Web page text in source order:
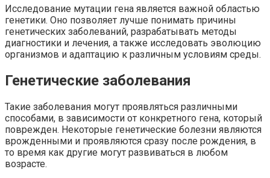
Исследование мутации гена является важной областью
генетики. Оно позволяет лучше понимать причины
генетических заболеваний, разрабатывать методы
диагностики и лечения, а также исследовать эволюцию
организмов и адаптацию к различным условиям среды.
Генетические заболевания
Такие заболевания могут проявляться различными
способами, в зависимости от конкретного гена, который
поврежден. Некоторые генетические болезни являются
врожденными и проявляются сразу после рождения, в
то время как другие могут развиваться в любом
возрасте.